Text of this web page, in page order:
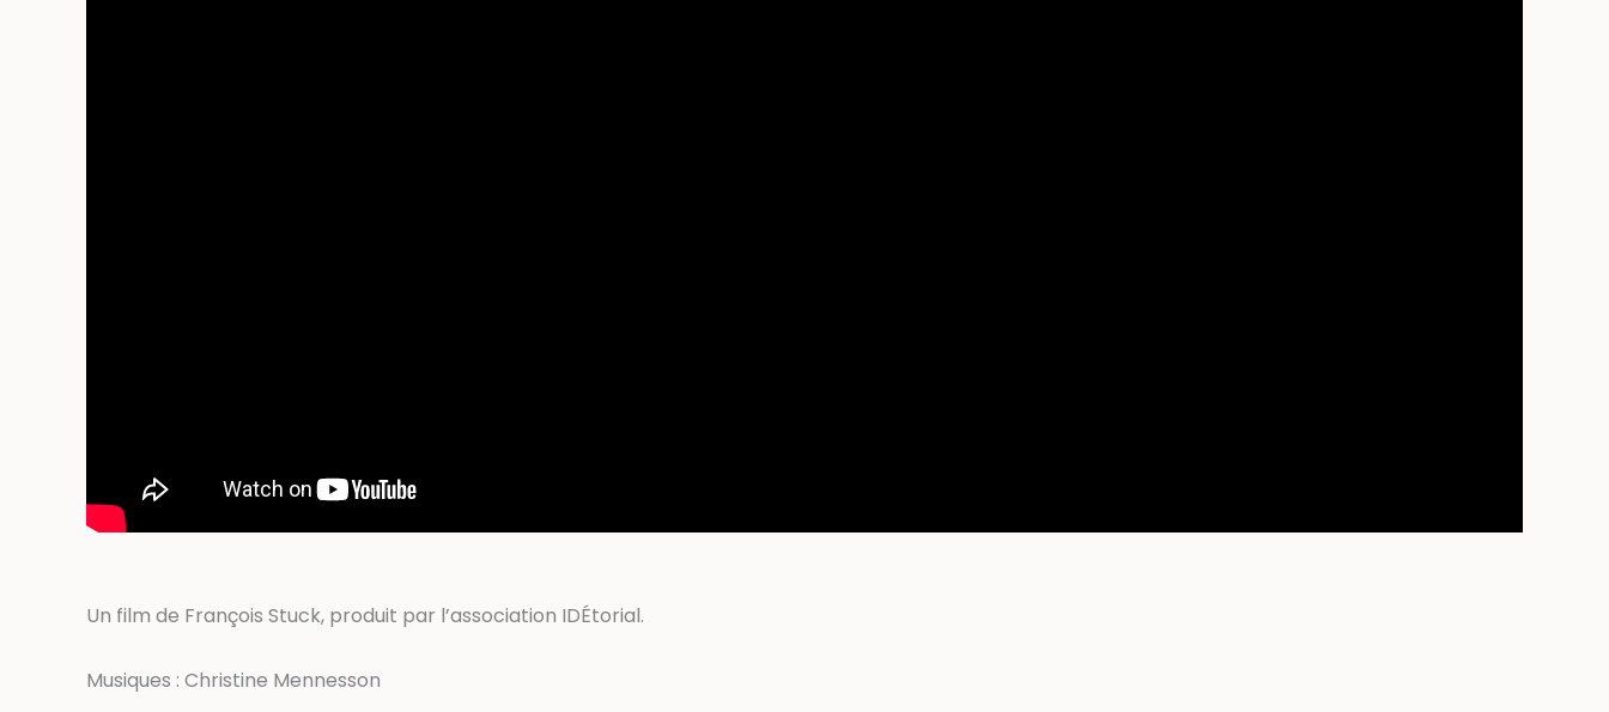
Un film de François Stuck, produit par l’association IDÉtorial.
Musiques : Christine Mennesson